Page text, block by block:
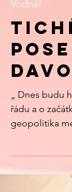
Vodnář
„ Dnes budu
řádu a o
žádným
vám rád řekl,
středně velké